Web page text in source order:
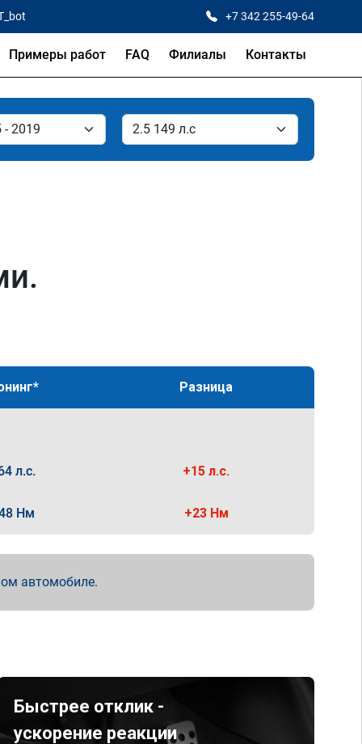
+7 342 255-49-64
Примеры работ FAQ Филиалы Контакты
Разница
л.с. +15 л.с.
Нм +23 Нм
автомобиле.
Быстрее отклик -
ускорение реакции